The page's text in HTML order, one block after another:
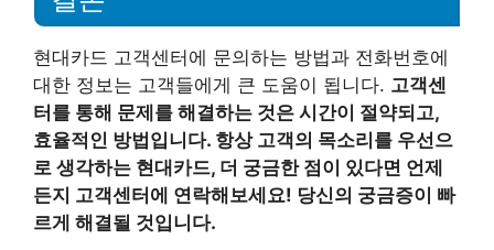
현대카드 고객센터에 문의하는 방법과 전화번호에
대한 정보는 고객들에게 큰 도움이 됩니다. 고객센
터를 통해 문제를 해결하는 것은 시간이 절약되고,
효율적인 방법입니다. 항상 고객의 목소리를 우선으
로 생각하는 현대카드, 더 궁금한 점이 있다면 언제
든지 고객센터에 연락해보세요! 당신의 궁금증이 빠
르게 해결될 것입니다.